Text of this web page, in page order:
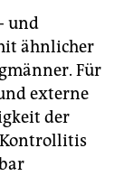
und
ähnlicher
Für
externe
der